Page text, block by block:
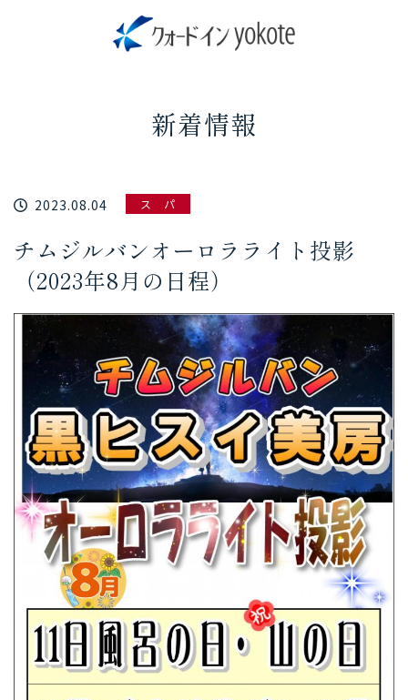
新着情報
2023.08.04 ス パ
チムジルバンオーロラライト投影
（2023年8月の日程）